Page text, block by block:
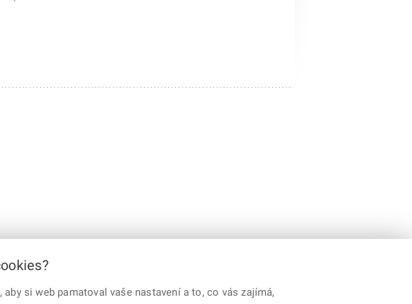
si web pamatoval vaše nastavení a to, co vás zajímá,